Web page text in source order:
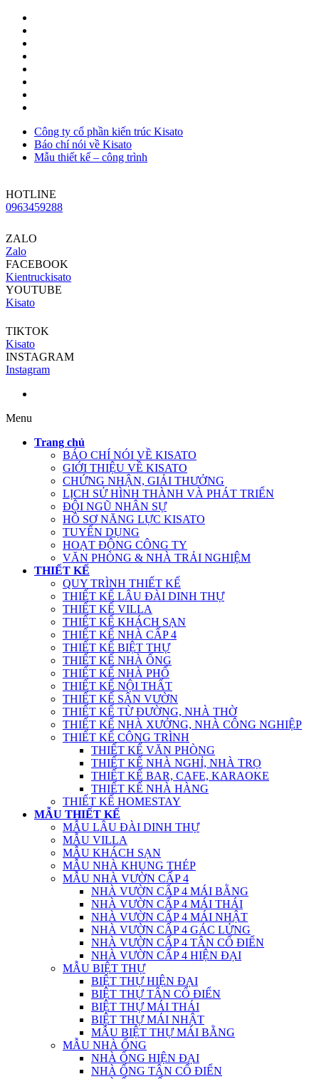
Công ty cổ phần kiến trúc Kisato
Báo chí nói về Kisato
Mẫu thiết kế – công trình
HOTLINE
0963459288
ZALO
Zalo
FACEBOOK
Kientruckisato
YOUTUBE
Kisato
TIKTOK
Kisato
INSTAGRAM
Instagram
Menu
Trang chủ
BÁO CHÍ NÓI VỀ KISATO
GIỚI THIỆU VỀ KISATO
CHỨNG NHẬN, GIẢI THƯỞNG
LỊCH SỬ HÌNH THÀNH VÀ PHÁT TRIỂN
ĐỘI NGŨ NHÂN SỰ
HỒ SƠ NĂNG LỰC KISATO
TUYỂN DỤNG
HOẠT ĐỘNG CÔNG TY
VĂN PHÒNG & NHÀ TRẢI NGHIỆM
THIẾT KẾ
QUY TRÌNH THIẾT KẾ
THIẾT KẾ LÂU ĐÀI DINH THỰ
THIẾT KẾ VILLA
THIẾT KẾ KHÁCH SẠN
THIẾT KẾ NHÀ CẤP 4
THIẾT KẾ BIỆT THỰ
THIẾT KẾ NHÀ ỐNG
THIẾT KẾ NHÀ PHỐ
THIẾT KẾ NỘI THẤT
THIẾT KẾ SÂN VƯỜN
THIẾT KẾ TỪ ĐƯỜNG, NHÀ THỜ
THIẾT KẾ NHÀ XƯỞNG, NHÀ CÔNG NGHIỆP
THIẾT KẾ CÔNG TRÌNH
THIẾT KẾ VĂN PHÒNG
THIẾT KẾ NHÀ NGHỈ, NHÀ TRỌ
THIẾT KẾ BAR, CAFE, KARAOKE
THIẾT KẾ NHÀ HÀNG
THIẾT KẾ HOMESTAY
MẪU THIẾT KẾ
MẪU LÂU ĐÀI DINH THỰ
MẪU VILLA
MẪU KHÁCH SẠN
MẪU NHÀ KHUNG THÉP
MẪU NHÀ VƯỜN CẤP 4
NHÀ VƯỜN CẤP 4 MÁI BẰNG
NHÀ VƯỜN CẤP 4 MÁI THÁI
NHÀ VƯỜN CẤP 4 MÁI NHẬT
NHÀ VƯỜN CẤP 4 GÁC LỬNG
NHÀ VƯỜN CẤP 4 TÂN CỔ ĐIỂN
NHÀ VƯỜN CẤP 4 HIỆN ĐẠI
MẪU BIỆT THỰ
BIỆT THỰ HIỆN ĐẠI
BIỆT THỰ TÂN CỔ ĐIỂN
BIỆT THỰ MÁI THÁI
BIỆT THỰ MÁI NHẬT
MẪU BIỆT THỰ MÁI BẰNG
MẪU NHÀ ỐNG
NHÀ ỐNG HIỆN ĐẠI
NHÀ ỐNG TÂN CỔ ĐIỂN